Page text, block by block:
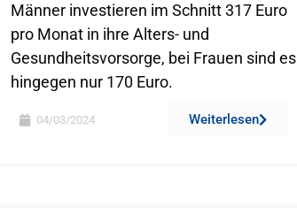
Männer investieren im Schnitt 317 Euro
pro Monat in ihre Alters- und
Gesundheitsvorsorge, bei Frauen sind es
hingegen nur 170 Euro.
04/03/2024 Weiterlesen